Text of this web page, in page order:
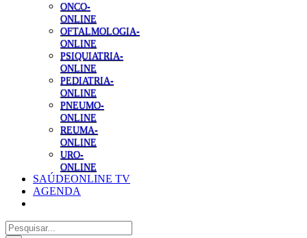
ONCO-
ONLINE
OFTALMOLOGIA-
ONLINE
PSIQUIATRIA-
ONLINE
PEDIATRIA-
ONLINE
PNEUMO-
ONLINE
REUMA-
ONLINE
URO-
ONLINE
SAÚDEONLINE TV
AGENDA
Pesquisar